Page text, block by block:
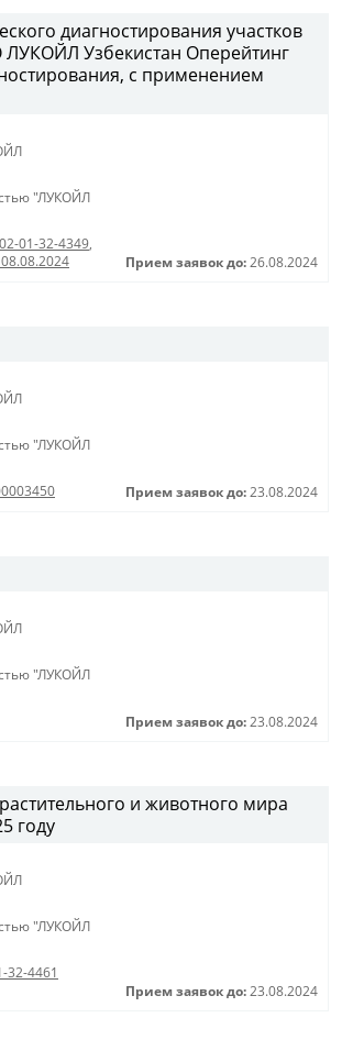
диагностирования участков
Узбекистан Оперейтинг
с применением
"ЛУКОЙЛ
01-32-4349,
Прием заявок до: 26.08.2024
"ЛУКОЙЛ
Прием заявок до: 23.08.2024
"ЛУКОЙЛ
Прием заявок до: 23.08.2024
и животного мира
году
"ЛУКОЙЛ
32-4461
Прием заявок до: 23.08.2024